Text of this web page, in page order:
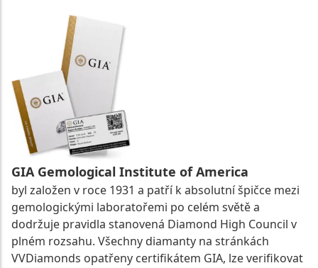
GIA Gemological Institute of America
byl založen v roce 1931 a patří k absolutní špičce mezi
gemologickými laboratořemi po celém světě a
dodržuje pravidla stanovená Diamond High Council v
plném rozsahu. Všechny diamanty na stránkách
VVDiamonds opatřeny certifikátem GIA, lze verifikovat